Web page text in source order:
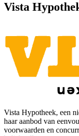
Vista
Vista Hypotheek, een
haar aanbod van
voorwaarden en